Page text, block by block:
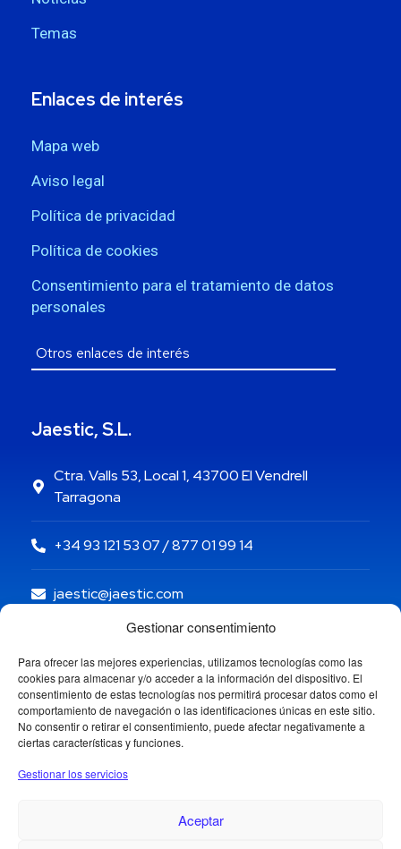
Gestionar consentimiento
Para ofrecer las mejores experiencias, utilizamos tecnologías como las
cookies para almacenar y/o acceder a la información del dispositivo. El
consentimiento de estas tecnologías nos permitirá procesar datos como el
comportamiento de navegación o las identificaciones únicas en este sitio.
No consentir o retirar el consentimiento, puede afectar negativamente a
ciertas características y funciones.
Gestionar los servicios
Aceptar
Temas
Enlaces de interés
Mapa web
Aviso legal
Política de privacidad
Política de cookies
Consentimiento para el tratamiento de datos
personales
Jaestic, S.L.
Ctra. Valls 53, Local 1, 43700 El Vendrell
Tarragona
+34 93 121 53 07 / 877 01 99 14
jaestic@jaestic.com